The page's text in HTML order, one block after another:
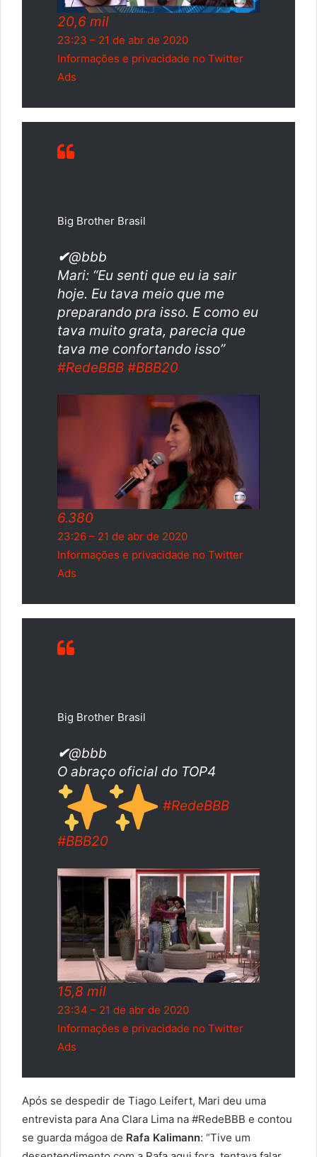
20,6 mil
23:23 – 21 de abr de 2020
Informações e privacidade no Twitter
Ads
Big Brother Brasil
✔@bbb
Mari: “Eu senti que eu ia sair
hoje. Eu tava meio que me
preparando pra isso. E como eu
tava muito grata, parecia que
tava me confortando isso”
#RedeBBB #BBB20
6.380
23:26 – 21 de abr de 2020
Informações e privacidade no Twitter
Ads
Big Brother Brasil
✔@bbb
O abraço oficial do TOP4
#RedeBBB
#BBB20
15,8 mil
23:34 – 21 de abr de 2020
Informações e privacidade no Twitter
Ads
Após se despedir de Tiago Leifert, Mari deu uma
entrevista para Ana Clara Lima na #RedeBBB e contou
se guarda mágoa de Rafa Kalimann: “Tive um